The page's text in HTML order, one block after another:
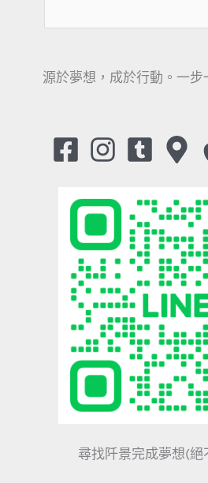
源於夢想，成於行動。一步
尋找阡景完成夢想(絕